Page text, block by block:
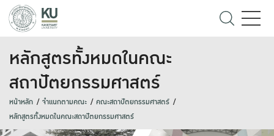
หลักสูตรทั้งหมดในคณะ
สถาปัตยกรรมศาสตร์
หน้าหลัก จำแนกตามคณะ
คณะสถาปัตยกรรมศาสตร์
หลักสูตรทั้งหมดในคณะสถาปัตยกรรมศาสตร์